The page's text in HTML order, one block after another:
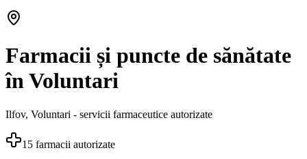
Farmacii și puncte de sănătate
în Voluntari
Ilfov, Voluntari - servicii farmaceutice autorizate
15 farmacii autorizate